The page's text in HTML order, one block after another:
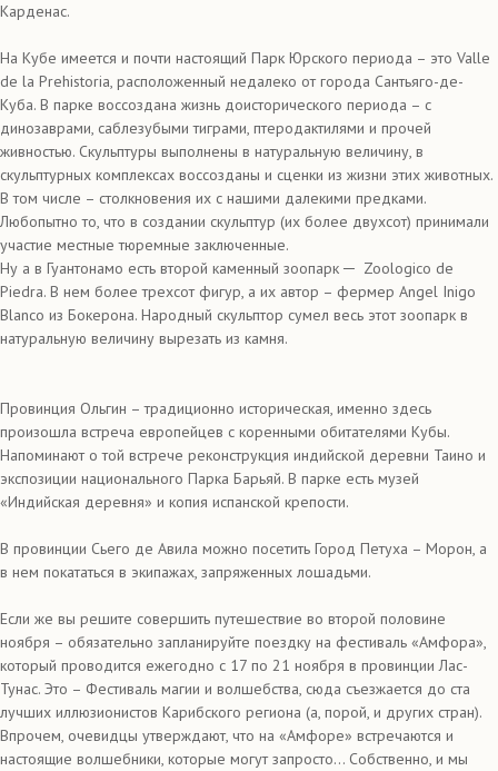
Карденас.
На Кубе имеется и почти настоящий Парк Юрского периода – это Valle
de la Prehistoria, расположенный недалеко от города Сантьяго-де-
Куба. В парке воссоздана жизнь доисторического периода – с
динозаврами, саблезубыми тиграми, птеродактилями и прочей
живностью. Скульптуры выполнены в натуральную величину, в
скульптурных комплексах воссозданы и сценки из жизни этих животных.
В том числе – столкновения их с нашими далекими предками.
Любопытно то, что в создании скульптур (их более двухсот) принимали
участие местные тюремные заключенные.
Ну а в Гуантонамо есть второй каменный зоопарк ─ Zoologico de
Piedra. В нем более трехсот фигур, а их автор – фермер Angel Inigo
Blanco из Бокерона. Народный скульптор сумел весь этот зоопарк в
натуральную величину вырезать из камня.
Провинция Ольгин – традиционно историческая, именно здесь
произошла встреча европейцев с коренными обитателями Кубы.
Напоминают о той встрече реконструкция индийской деревни Таино и
экспозиции национального Парка Барьяй. В парке есть музей
«Индийская деревня» и копия испанской крепости.
В провинции Сьего де Авила можно посетить Город Петуха – Морон, а
в нем покататься в экипажах, запряженных лошадьми.
Если же вы решите совершить путешествие во второй половине
ноября – обязательно запланируйте поездку на фестиваль «Амфора»,
который проводится ежегодно с 17 по 21 ноября в провинции Лас-
Тунас. Это – Фестиваль магии и волшебства, сюда съезжается до ста
лучших иллюзионистов Карибского региона (а, порой, и других стран).
Впрочем, очевидцы утверждают, что на «Амфоре» встречаются и
настоящие волшебники, которые могут запросто… Собственно, и мы